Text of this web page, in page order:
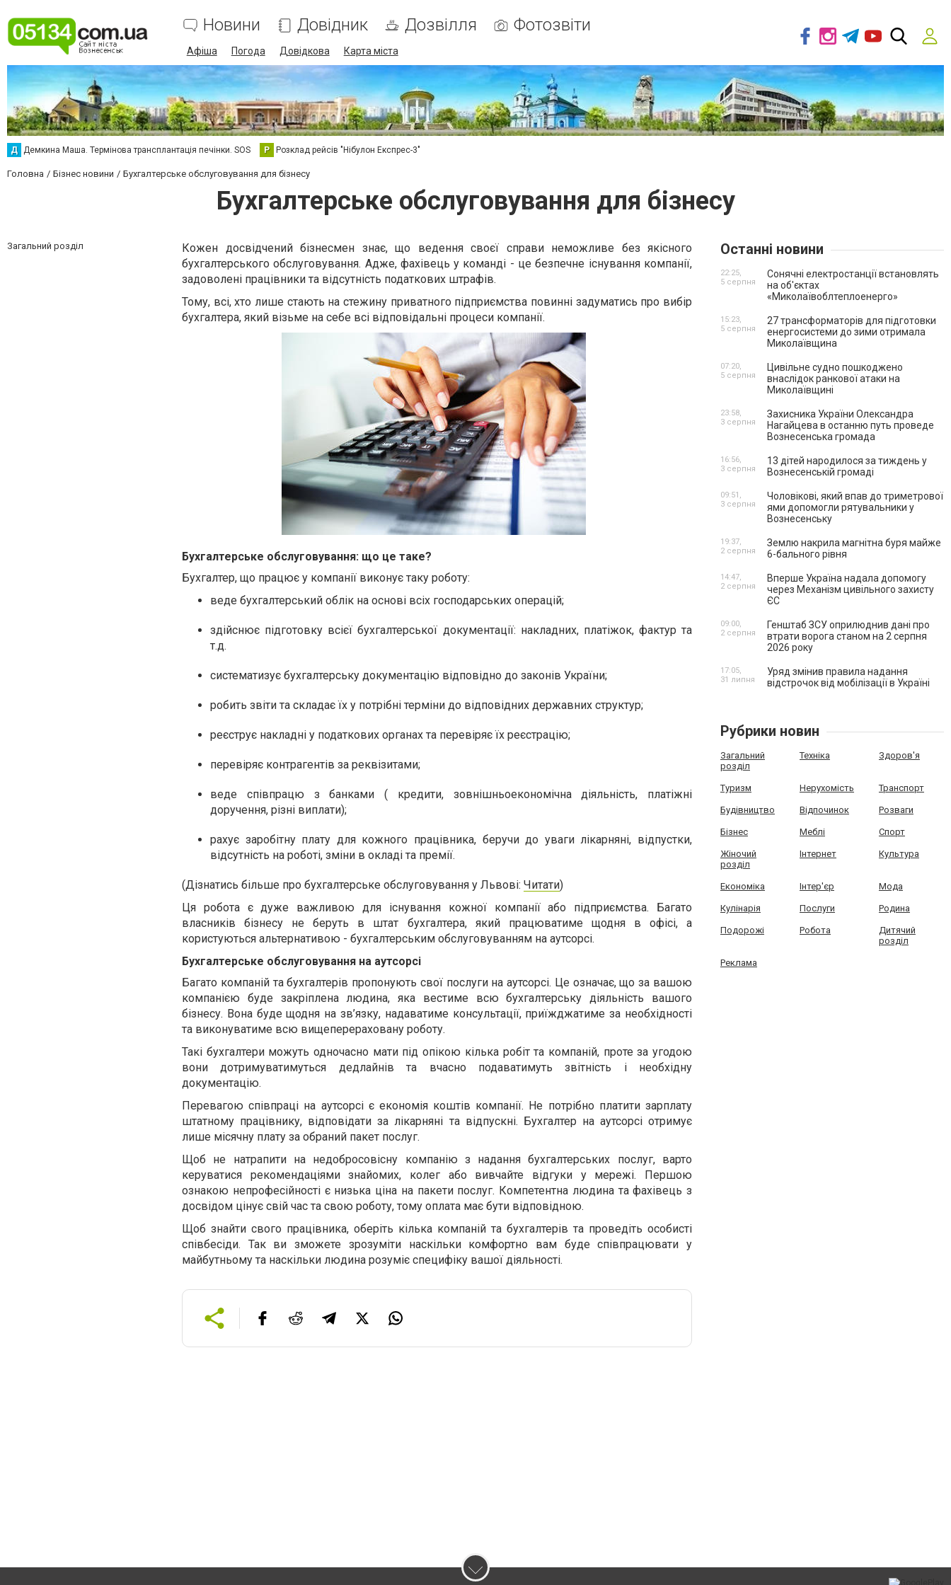
Новини Довідник Дозвілля Фотозвіти
Афіша Погода Довідкова Карта міста
Д Демкина Маша. Термінова трансплантація печінки. SOS Р Розклад рейсів "Нібулон Експрес-3"
Головна Бізнес новини Бухгалтерське обслуговування для бізнесу
Бухгалтерське обслуговування для бізнесу
Загальний розділ
Кожен досвідчений бізнесмен знає, що ведення своєї справи неможливе без якісного
бухгалтерського обслуговування. Адже, фахівець у команді - це безпечне існування компанії,
задоволені працівники та відсутність податкових штрафів.
Тому, всі, хто лише стають на стежину приватного підприємства повинні задуматись про вибір
бухгалтера, який візьме на себе всі відповідальні процеси компанії.
Бухгалтерське обслуговування: що це таке?
Бухгалтер, що працює у компанії виконує таку роботу:
веде бухгалтерський облік на основі всіх господарських операцій;
здійснює підготовку всієї бухгалтерської документації: накладних, платіжок, фактур та
т.д.
систематизує бухгалтерську документацію відповідно до законів України;
робить звіти та складає їх у потрібні терміни до відповідних державних структур;
реєструє накладні у податкових органах та перевіряє їх реєстрацію;
перевіряє контрагентів за реквізитами;
веде співпрацю з банками ( кредити, зовнішньоекономічна діяльність, платіжні
доручення, різні виплати);
рахує заробітну плату для кожного працівника, беручи до уваги лікарняні, відпустки,
відсутність на роботі, зміни в окладі та премії.
(Дізнатись більше про бухгалтерське обслуговування у Львові: Читати)
Ця робота є дуже важливою для існування кожної компанії або підприємства. Багато
власників бізнесу не беруть в штат бухгалтера, який працюватиме щодня в офісі, а
користуються альтернативою - бухгалтерським обслуговуванням на аутсорсі.
Бухгалтерське обслуговування на аутсорсі
Багато компаній та бухгалтерів пропонують свої послуги на аутсорсі. Це означає, що за вашою
компанією буде закріплена людина, яка вестиме всю бухгалтерську діяльність вашого
бізнесу. Вона буде щодня на зв’язку, надаватиме консультації, приїжджатиме за необхідності
та виконуватиме всю вищеперераховану роботу.
Такі бухгалтери можуть одночасно мати під опікою кілька робіт та компаній, проте за угодою
вони дотримуватимуться дедлайнів та вчасно подаватимуть звітність і необхідну
документацію.
Перевагою співпраці на аутсорсі є економія коштів компанії. Не потрібно платити зарплату
штатному працівнику, відповідати за лікарняні та відпускні. Бухгалтер на аутсорсі отримує
лише місячну плату за обраний пакет послуг.
Щоб не натрапити на недобросовісну компанію з надання бухгалтерських послуг, варто
керуватися рекомендаціями знайомих, колег або вивчайте відгуки у мережі. Першою
ознакою непрофесійності є низька ціна на пакети послуг. Компетентна людина та фахівець з
досвідом цінує свій час та свою роботу, тому оплата має бути відповідною.
Щоб знайти свого працівника, оберіть кілька компаній та бухгалтерів та проведіть особисті
співбесіди. Так ви зможете зрозуміти наскільки комфортно вам буде співпрацювати у
майбутньому та наскільки людина розуміє специфіку вашої діяльності.
Останні новини
Сонячні електростанції встановлять
на об'єктах
«Миколаївоблтеплоенерго»
22:25,
5 серпня
27 трансформаторів для підготовки
енергосистеми до зими отримала
Миколаївщина
15:23,
5 серпня
Цивільне судно пошкоджено
внаслідок ранкової атаки на
Миколаївщині
07:20,
5 серпня
Захисника України Олександра
Нагайцева в останню путь проведе
Вознесенська громада
23:58,
3 серпня
13 дітей народилося за тиждень у
Вознесенській громаді
16:56,
3 серпня
Чоловікові, який впав до триметрової
ями допомогли рятувальники у
Вознесенську
09:51,
3 серпня
Землю накрила магнітна буря майже
6-бального рівня
19:37,
2 серпня
Вперше Україна надала допомогу
через Механізм цивільного захисту
ЄС
14:47,
2 серпня
Генштаб ЗСУ оприлюднив дані про
втрати ворога станом на 2 серпня
2026 року
09:00,
2 серпня
Уряд змінив правила надання
відстрочок від мобілізації в Україні
17:05,
31 липня
Рубрики новин
Загальний
розділ
Техніка Здоров'я
Туризм Нерухомість Транспорт
Будівництво Відпочинок Розваги
Бізнес Меблі Спорт
Жіночий
розділ
Інтернет Культура
Економіка Інтер'єр Мода
Кулінарія Послуги Родина
Подорожі Робота
Дитячий
розділ
Реклама